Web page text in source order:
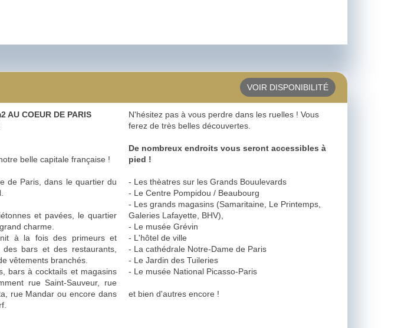
VOIR DISPONIBILITÉ
AU COEUR DE PARIS
belle capitale française !
de Paris, dans le quartier du
et pavées, le quartier
charme.
à la fois des primeurs et
bars et des restaurants,
vêtements branchés.
bars à cocktails et magasins
rue Saint-Sauveur, rue
rue Mandar ou encore dans
N'hésitez pas à vous perdre dans les ruelles ! Vous
ferez de très belles découvertes.
De nombreux endroits vous seront accessibles à
pied !
- Les thèatres sur les Grands Bouulevards
- Le Centre Pompidou / Beaubourg
- Les grands magasins (Samaritaine, Le Printemps,
Galeries Lafayette, BHV),
- Le musée Grévin
- L'hôtel de ville
- La cathédrale Notre-Dame de Paris
- Le Jardin des Tuileries
- Le musée National Picasso-Paris
et bien d'autres encore !